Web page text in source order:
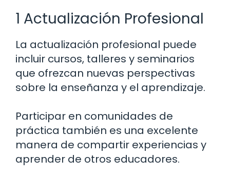
1 Actualización Profesional
La actualización profesional puede
incluir cursos, talleres y seminarios
que ofrezcan nuevas perspectivas
sobre la enseñanza y el aprendizaje.
Participar en comunidades de
práctica también es una excelente
manera de compartir experiencias y
aprender de otros educadores.